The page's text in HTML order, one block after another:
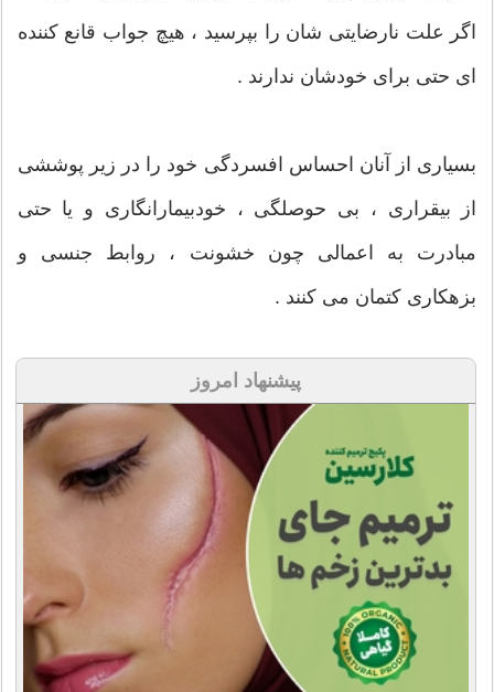
اگر علت نارضایتی شان را بپرسید ، هیچ جواب قانع کننده
ای حتی برای خودشان ندارند .
بسیاری از آنان احساس افسردگی خود را در زیر پوششی
از بیقراری ، بی حوصلگی ، خودبیمارانگاری و یا حتی
مبادرت به اعمالی چون خشونت ، روابط جنسی و
بزهکاری کتمان می کنند .
پیشنهاد امروز